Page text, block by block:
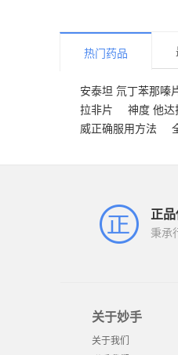
热门药品
安泰坦 氘丁苯那嗪
拉非片
神度 他达
威正确服用方法
正
秉承
关于妙手
关于我们